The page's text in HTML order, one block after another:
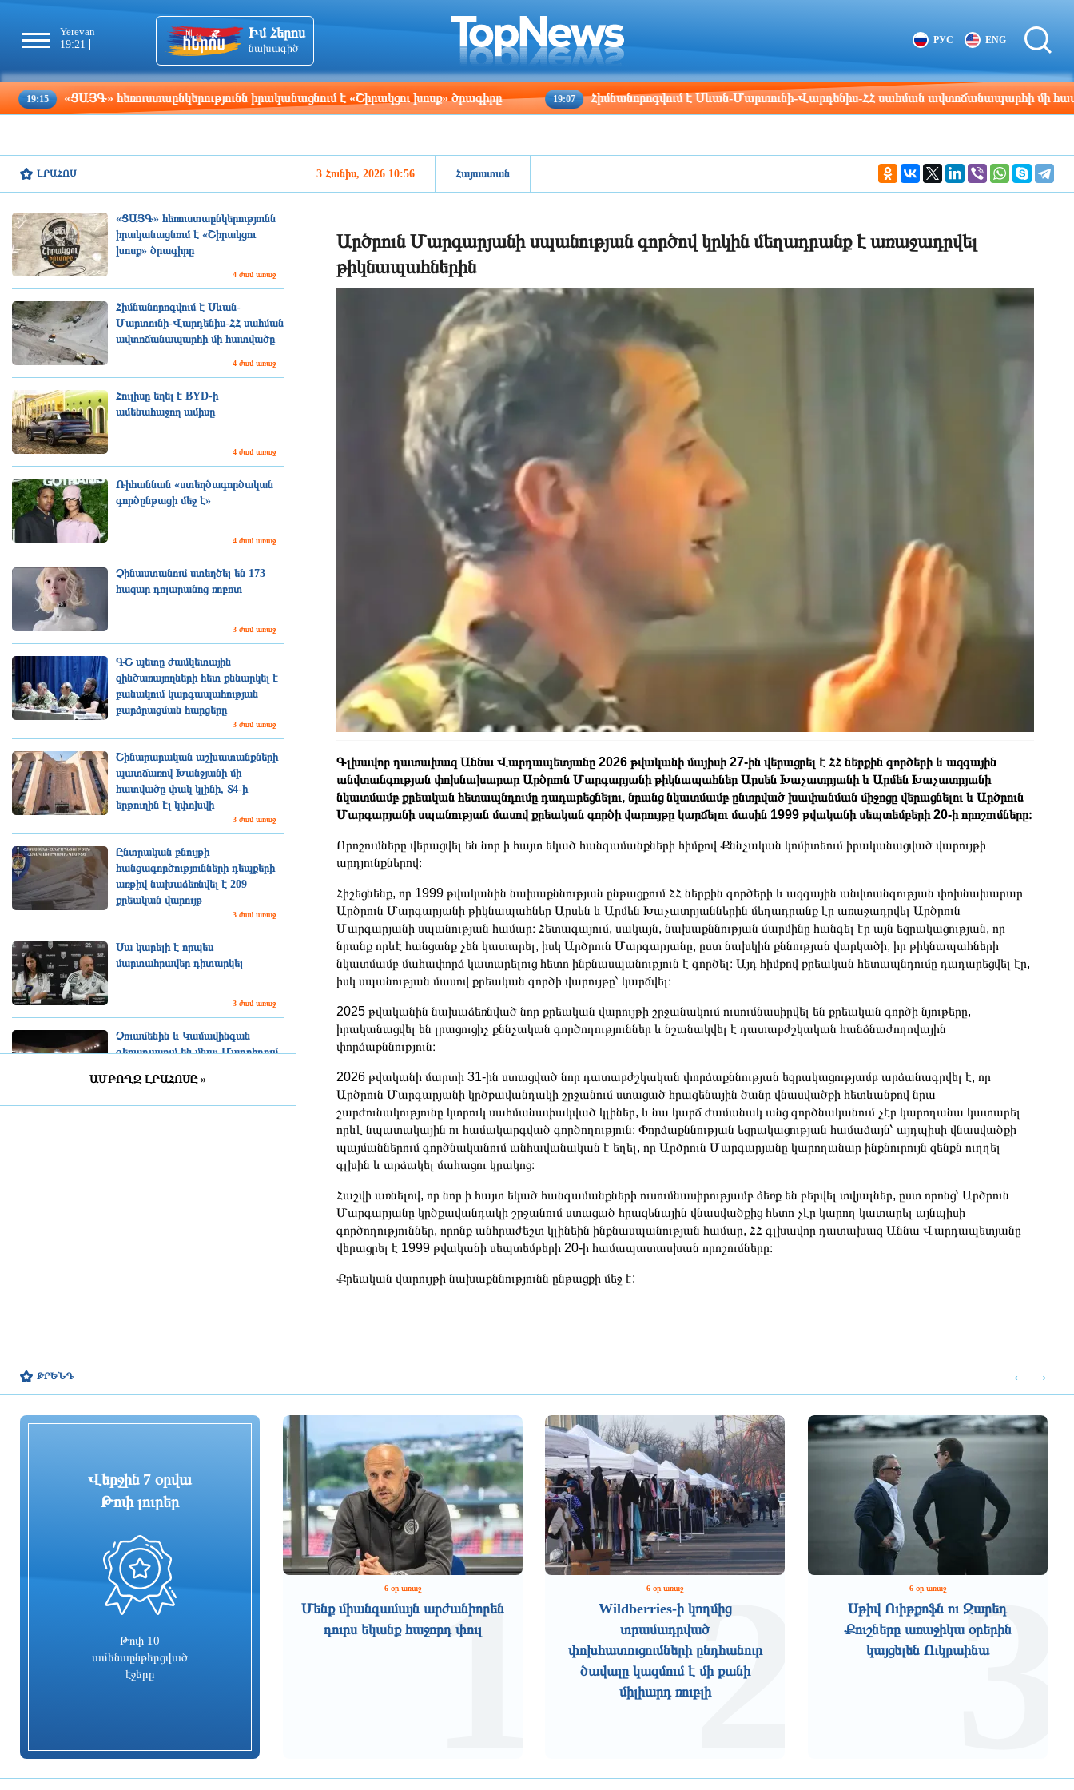
Yerevan
19:21
Tbilisi
19:21
Moscow
18:21
Los Angeles
08:21
Beijing
23:21
Իմ Հերոս
նախագիծ
РУС ENG
«ՑԱՅԳ» հեռուստաընկերությունն իրականացնում է «Շիրակցու խոսք» ծրագիրը 19:07 Հիմնանորոգվում է Սևան-Մարտունի-Վարդենիս-ՀՀ սահման ավտոճանապարհի մի հատվածը
ԼՐԱՀՈՍ
«ՑԱՅԳ» հեռուստաընկերությունն
իրականացնում է «Շիրակցու
խոսք» ծրագիրը
4 ժամ առաջ
Հիմնանորոգվում է Սևան-
Մարտունի-Վարդենիս-ՀՀ սահման
ավտոճանապարհի մի հատվածը
4 ժամ առաջ
Հուլիսը եղել է BYD-ի
ամենահաջող ամիսը
4 ժամ առաջ
Ռիհաննան «ստեղծագործական
գործընթացի մեջ է»
4 ժամ առաջ
Չինաստանում ստեղծել են 173
հազար դոլարանոց ռոբոտ
3 ժամ առաջ
ԳՇ պետը ժամկետային
զինծառայողների հետ քննարկել է
բանակում կարգապահության
բարձրացման հարցերը
3 ժամ առաջ
Շինարարական աշխատանքների
պատճառով Խանջյանի մի
հատվածը փակ կլինի, Տ4-ի
երթուղին էլ կփոխվի
3 ժամ առաջ
Ընտրական բնույթի
հանցագործությունների դեպքերի
առթիվ նախաձեռնվել է 209
քրեական վարույթ
3 ժամ առաջ
Սա կարելի է որպես
մարտահրավեր դիտարկել
3 ժամ առաջ
Չուամենին և Կամավինգան
գերադասում են մնալ Մադրիդում
տրամադրած հումանիտար
ՍԱՏՄ-ն կասեցրել է «Քաղցր
Արենի համայնքին կհատուցվի 2.2
պետշահերի հերթական հայցը
բավարարվել է
Կառավարությունը շուրջ 5.6 մլրդ
շինարարական ծրագրերին
շորթման և առանձնապես խոշոր
ԱՄԲՈՂՋ ԼՐԱՀՈՍԸ »
3 Հունիս, 2026 10:56 Հայաստան
Արծրուն Մարգարյանի սպանության գործով կրկին մեղադրանք է առաջադրվել
թիկնապահներին
Գլխավոր դատախազ Աննա Վարդապետյանը 2026 թվականի մայիսի 27-ին վերացրել է ՀՀ ներքին գործերի և ազգային
անվտանգության փոխնախարար Արծրուն Մարգարյանի թիկնապահներ Արսեն Խաչատրյանի և Արմեն Խաչատրյանի
նկատմամբ քրեական հետապնդումը դադարեցնելու, նրանց նկատմամբ ընտրված խափանման միջոցը վերացնելու և Արծրուն
Մարգարյանի սպանության մասով քրեական գործի վարույթը կարճելու մասին 1999 թվականի սեպտեմբերի 20-ի որոշումները։
Որոշումները վերացվել են նոր ի հայտ եկած հանգամանքների հիմքով Քննչական կոմիտեում իրականացված վարույթի
արդյունքներով։
Հիշեցնենք, որ 1999 թվականին նախաքննության ընթացքում ՀՀ ներքին գործերի և ազգային անվտանգության փոխնախարար
Արծրուն Մարգարյանի թիկնապահներ Արսեն և Արմեն Խաչատրյաններին մեղադրանք էր առաջադրվել Արծրուն
Մարգարյանի սպանության համար։ Հետագայում, սակայն, նախաքննության մարմինը հանգել էր այն եզրակացության, որ
նրանք որևէ հանցանք չեն կատարել, իսկ Արծրուն Մարգարյանը, ըստ նախկին քննության վարկածի, իր թիկնապահների
նկատմամբ մահափորձ կատարելուց հետո ինքնասպանություն է գործել։ Այդ հիմքով քրեական հետապնդումը դադարեցվել էր,
իսկ սպանության մասով քրեական գործի վարույթը՝ կարճվել։
2025 թվականին նախաձեռնված նոր քրեական վարույթի շրջանակում ուսումնասիրվել են քրեական գործի նյութերը,
իրականացվել են լրացուցիչ քննչական գործողություններ և նշանակվել է դատաբժշկական հանձնաժողովային
փորձաքննություն։
2026 թվականի մարտի 31-ին ստացված նոր դատաբժշկական փորձաքննության եզրակացությամբ արձանագրվել է, որ
Արծրուն Մարգարյանի կրծքավանդակի շրջանում ստացած հրազենային ծանր վնասվածքի հետևանքով նրա
շարժունակությունը կտրուկ սահմանափակված կլիներ, և նա կարճ ժամանակ անց գործնականում չէր կարողանա կատարել
որևէ նպատակային ու համակարգված գործողություն։ Փորձաքննության եզրակացության համաձայն՝ այդպիսի վնասվածքի
պայմաններում գործնականում անհավանական է եղել, որ Արծրուն Մարգարյանը կարողանար ինքնուրույն զենքն ուղղել
գլխին և արձակել մահացու կրակոց։
Հաշվի առնելով, որ նոր ի հայտ եկած հանգամանքների ուսումնասիրությամբ ձեռք են բերվել տվյալներ, ըստ որոնց՝ Արծրուն
Մարգարյանը կրծքավանդակի շրջանում ստացած հրազենային վնասվածքից հետո չէր կարող կատարել այնպիսի
գործողություններ, որոնք անհրաժեշտ կլինեին ինքնասպանության համար, ՀՀ գլխավոր դատախազ Աննա Վարդապետյանը
վերացրել է 1999 թվականի սեպտեմբերի 20-ի համապատասխան որոշումները։
Քրեական վարույթի նախաքննությունն ընթացքի մեջ է:
ԹՐԵՆԴ
Վերջին 7 օրվա
Թոփ լուրեր
Թոփ 10
ամենաընթերցված
էջերը
6 օր առաջ
Մենք միանգամայն արժանիորեն
դուրս եկանք հաջորդ փուլ
1 6 օր առաջ
Wildberries-ի կողմից
տրամադրված
փոխհատուցումների ընդհանուր
ծավալը կազմում է մի քանի
միլիարդ ռուբլի2 6 օր առաջ
Սթիվ Ուիթքոֆն ու Ջարեդ
Քուշները առաջիկա օրերին
կայցելեն Ուկրաինա
3
‹ ›